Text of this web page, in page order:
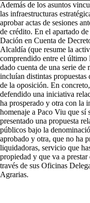
Además de los asuntos
las infraestructuras
aprobar actas de sesiones
de crédito. En el apartado
Dación en Cuenta de
Alcaldía (que resume la
comprendido entre el último
dado cuenta de una serie de
incluían distintas propuestas
de la oposición. En
defendido una iniciativa
ha prosperado y otra con la
homenaje a Paco Viu que sí
presentado una propuesta
públicos bajo la
aprobado y otra, que no ha
liquidadoras, servicio que
propiedad y que va a
través de sus Oficinas
Agrarias.